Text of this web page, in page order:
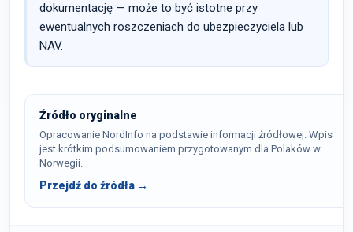
dokumentację — może to być istotne przy
ewentualnych roszczeniach do ubezpieczyciela lub
NAV.
Źródło oryginalne
Opracowanie NordInfo na podstawie informacji źródłowej. Wpis
jest krótkim podsumowaniem przygotowanym dla Polaków w
Norwegii.
Przejdź do źródła →